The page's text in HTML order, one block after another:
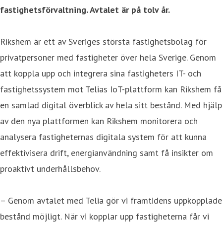
fastighetsförvaltning. Avtalet är på tolv år.
Rikshem är ett av Sveriges största fastighetsbolag för
privatpersoner med fastigheter över hela Sverige. Genom
att koppla upp och integrera sina fastigheters IT- och
fastighetssystem mot Telias IoT-plattform kan Rikshem få
en samlad digital överblick av hela sitt bestånd. Med hjälp
av den nya plattformen kan Rikshem monitorera och
analysera fastigheternas digitala system för att kunna
effektivisera drift, energianvändning samt få insikter om
proaktivt underhållsbehov.
– Genom avtalet med Telia gör vi framtidens uppkopplade
bestånd möjligt. När vi kopplar upp fastigheterna får vi